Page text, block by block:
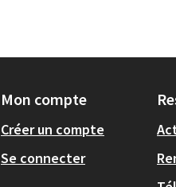
Mon compte
Créer un compte
Se connecter